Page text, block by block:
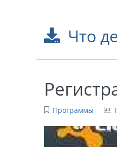
Что
Программы